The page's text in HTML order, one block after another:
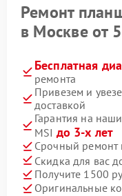
Ремонт
в Москве от
Бесплатная
ремонта
Привезем и
доставкой
Гарантия на
MSI до 3-х лет
Срочный ремонт
Скидка для вас
Получите 1500
Оригинальные